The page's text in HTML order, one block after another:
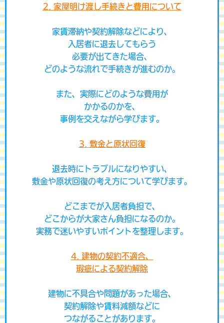
2. 家屋明け渡し手続きと費用について
家賃滞納や契約解除などにより、
入居者に退去してもらう
必要が出てきた場合、
どのような流れで手続きが進むのか。
また、実際にどのような費用が
かかるのかを、
事例を交えながら学びます。
3. 敷金と原状回復
退去時にトラブルになりやすい、
敷金や原状回復の考え方について学びます。
どこまでが入居者負担で、
どこからが大家さん負担になるのか。
実務で迷いやすいポイントを整理します。
4. 建物の契約不適合、
瑕疵による契約解除
建物に不具合や問題があった場合、
契約解除や賃料減額などに
つながることがあります。